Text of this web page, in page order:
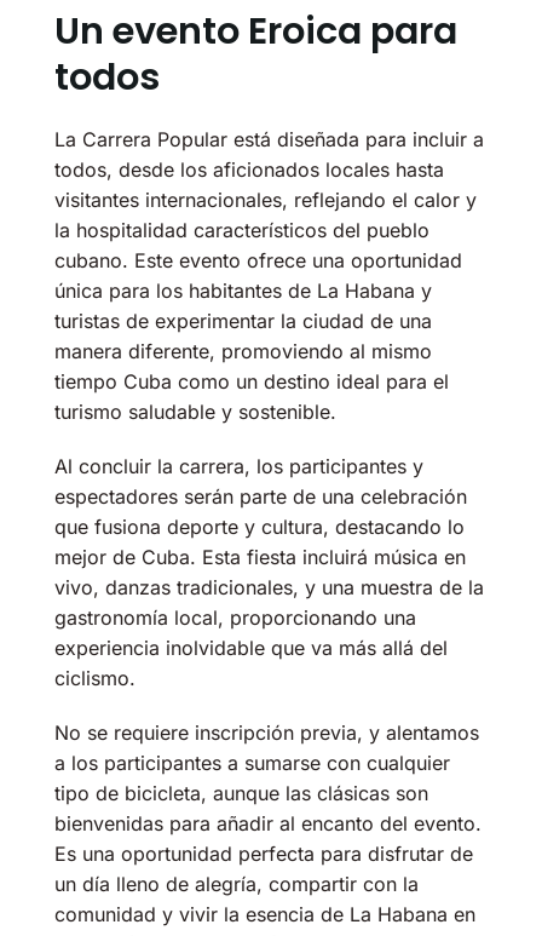
Un evento Eroica para
todos
La Carrera Popular está diseñada para incluir a
todos, desde los aficionados locales hasta
visitantes internacionales, reflejando el calor y
la hospitalidad característicos del pueblo
cubano. Este evento ofrece una oportunidad
única para los habitantes de La Habana y
turistas de experimentar la ciudad de una
manera diferente, promoviendo al mismo
tiempo Cuba como un destino ideal para el
turismo saludable y sostenible.
Al concluir la carrera, los participantes y
espectadores serán parte de una celebración
que fusiona deporte y cultura, destacando lo
mejor de Cuba. Esta fiesta incluirá música en
vivo, danzas tradicionales, y una muestra de la
gastronomía local, proporcionando una
experiencia inolvidable que va más allá del
ciclismo.
No se requiere inscripción previa, y alentamos
a los participantes a sumarse con cualquier
tipo de bicicleta, aunque las clásicas son
bienvenidas para añadir al encanto del evento.
Es una oportunidad perfecta para disfrutar de
un día lleno de alegría, compartir con la
comunidad y vivir la esencia de La Habana en